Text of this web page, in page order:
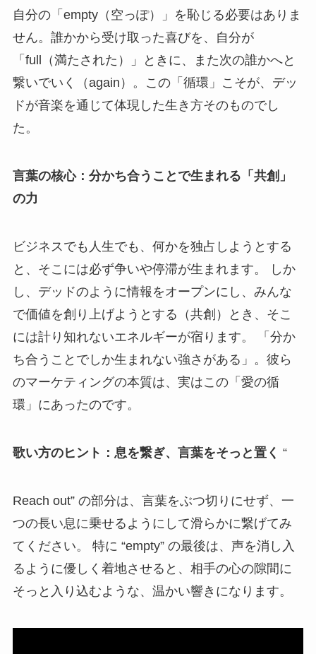
自分の「empty（空っぽ）」を恥じる必要はありま
せん。誰かから受け取った喜びを、自分が
「full（満たされた）」ときに、また次の誰かへと
繋いでいく（again）。この「循環」こそが、デッ
ドが音楽を通じて体現した生き方そのものでし
た。
言葉の核心：分かち合うことで生まれる「共創」
の力
ビジネスでも人生でも、何かを独占しようとする
と、そこには必ず争いや停滞が生まれます。 しか
し、デッドのように情報をオープンにし、みんな
で価値を創り上げようとする（共創）とき、そこ
には計り知れないエネルギーが宿ります。 「分か
ち合うことでしか生まれない強さがある」。彼ら
のマーケティングの本質は、実はこの「愛の循
環」にあったのです。
歌い方のヒント：息を繋ぎ、言葉をそっと置く “
Reach out” の部分は、言葉をぶつ切りにせず、一
つの長い息に乗せるようにして滑らかに繋げてみ
てください。 特に “empty” の最後は、声を消し入
るように優しく着地させると、相手の心の隙間に
そっと入り込むような、温かい響きになります。